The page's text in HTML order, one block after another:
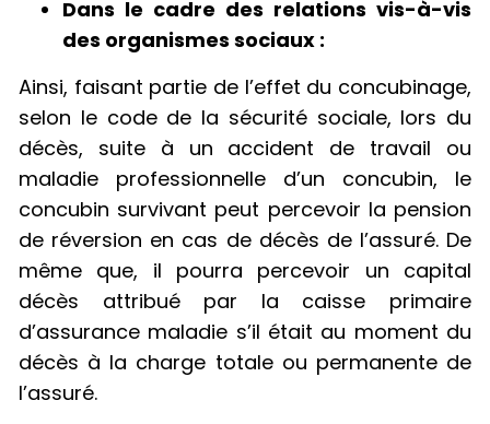
Dans le cadre des relations vis-à-vis
des organismes sociaux :
Ainsi, faisant partie de l’effet du concubinage,
selon le code de la sécurité sociale, lors du
décès, suite à un accident de travail ou
maladie professionnelle d’un concubin, le
concubin survivant peut percevoir la pension
de réversion en cas de décès de l’assuré. De
même que, il pourra percevoir un capital
décès attribué par la caisse primaire
d’assurance maladie s’il était au moment du
décès à la charge totale ou permanente de
l’assuré.